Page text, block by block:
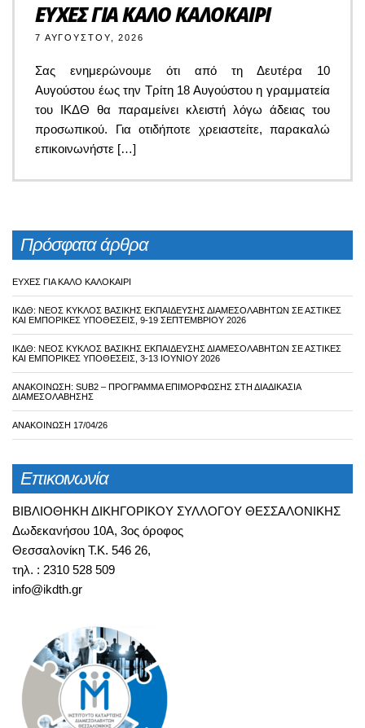
ΕΥΧΕΣ ΓΙΑ ΚΑΛΟ ΚΑΛΟΚΑΙΡΙ
7 ΑΥΓΟΎΣΤΟΥ, 2026
Σας ενημερώνουμε ότι από τη Δευτέρα 10
Αυγούστου έως την Τρίτη 18 Αυγούστου η γραμματεία
του ΙΚΔΘ θα παραμείνει κλειστή λόγω άδειας του
προσωπικού. Για οτιδήποτε χρειαστείτε, παρακαλώ
επικοινωνήστε […]
Πρόσφατα άρθρα
ΕΥΧΕΣ ΓΙΑ ΚΑΛΟ ΚΑΛΟΚΑΙΡΙ
ΙΚΔΘ: ΝΈΟΣ ΚΎΚΛΟΣ ΒΑΣΙΚΉΣ ΕΚΠΑΊΔΕΥΣΗΣ ΔΙΑΜΕΣΟΛΑΒΗΤΏΝ ΣΕ ΑΣΤΙΚΈΣ
ΚΑΙ ΕΜΠΟΡΙΚΈΣ ΥΠΟΘΈΣΕΙΣ, 9-19 ΣΕΠΤΕΜΒΡΊΟΥ 2026
ΙΚΔΘ: ΝΈΟΣ ΚΎΚΛΟΣ ΒΑΣΙΚΉΣ ΕΚΠΑΊΔΕΥΣΗΣ ΔΙΑΜΕΣΟΛΑΒΗΤΏΝ ΣΕ ΑΣΤΙΚΈΣ
ΚΑΙ ΕΜΠΟΡΙΚΈΣ ΥΠΟΘΈΣΕΙΣ, 3-13 ΙΟΥΝΊΟΥ 2026
ΑΝΑΚΟΙΝΩΣΗ: SUB2 – ΠΡΌΓΡΑΜΜΑ ΕΠΙΜΌΡΦΩΣΗΣ ΣΤΗ ΔΙΑΔΙΚΑΣΊΑ
ΔΙΑΜΕΣΟΛΆΒΗΣΗΣ
ΑΝΑΚΟΊΝΩΣΗ 17/04/26
Επικοινωνία
ΒΙΒΛΙΟΘΗΚΗ ΔΙΚΗΓΟΡΙΚΟΥ ΣΥΛΛΟΓΟΥ ΘΕΣΣΑΛΟΝΙΚΗΣ
Δωδεκανήσου 10Α, 3ος όροφος
Θεσσαλονίκη T.K. 546 26,
τηλ. : 2310 528 509
info@ikdth.gr